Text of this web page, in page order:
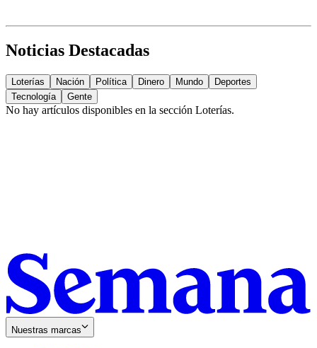
Noticias Destacadas
Loterías Nación Política Dinero Mundo
Deportes
Tecnología
Gente
No hay artículos disponibles en la sección Loterías.
Nuestras marcas